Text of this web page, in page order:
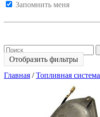
Запомнить меня
Отобразить фильтры
Главная / Топливная система